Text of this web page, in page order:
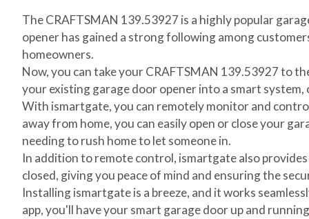
The CRAFTSMAN 139.53927 is a highly popular
opener has gained a strong following among
homeowners.
Now, you can take your CRAFTSMAN 139.53927 to
your existing garage door opener into a smart
With ismartgate, you can remotely monitor and
away from home, you can easily open or close your
needing to rush home to let someone in.
In addition to remote control, ismartgate also
closed, giving you peace of mind and ensuring the
Installing ismartgate is a breeze, and it works
app, you'll have your smart garage door up and